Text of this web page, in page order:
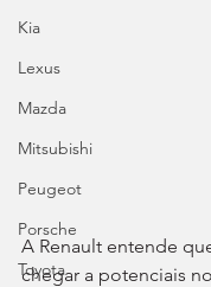
Kia
Lexus
Mazda
Mitsubishi
Peugeot
Porsche
Toyota
A Renault entende
chegar a potenciais